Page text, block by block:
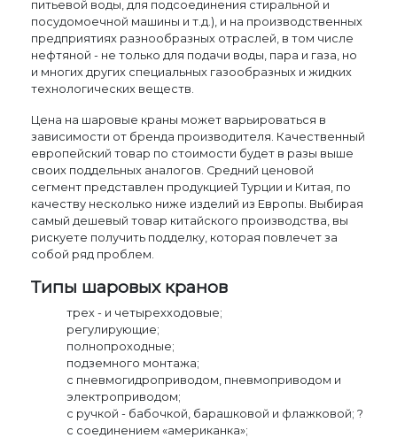
питьевой воды, для подсоединения стиральной и
посудомоечной машины и т.д.), и на производственных
предприятиях разнообразных отраслей, в том числе
нефтяной - не только для подачи воды, пара и газа, но
и многих других специальных газообразных и жидких
технологических веществ.
Цена на шаровые краны может варьироваться в
зависимости от бренда производителя. Качественный
европейский товар по стоимости будет в разы выше
своих поддельных аналогов. Средний ценовой
сегмент представлен продукцией Турции и Китая, по
качеству несколько ниже изделий из Европы. Выбирая
самый дешевый товар китайского производства, вы
рискуете получить подделку, которая повлечет за
собой ряд проблем.
Типы шаровых кранов
трех - и четырехходовые;
регулирующие;
полнопроходные;
подземного монтажа;
с пневмогидроприводом, пневмоприводом и
электроприводом;
с ручкой - бабочкой, барашковой и флажковой; ?
с соединением «американка»;